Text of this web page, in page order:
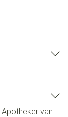
Apotheker van